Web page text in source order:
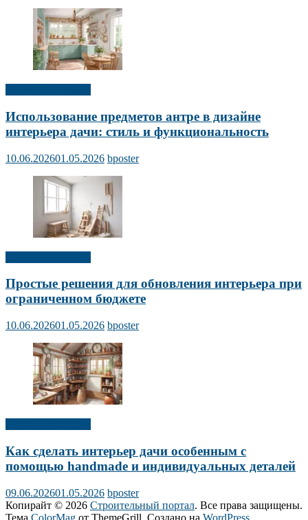
Использование предметов антре в дизайне
интерьера дачи: стиль и функциональность
10.06.202601.05.2026 bposter
Простые решения для обновления интерьера при
ограниченном бюджете
10.06.202601.05.2026 bposter
Как сделать интерьер дачи особенным с
помощью handmade и индивидуальных деталей
09.06.202601.05.2026 bposter
Копирайт © 2026 Строительный портал. Все права защищены.
Тема ColorMag от ThemeGrill. Создано на WordPress